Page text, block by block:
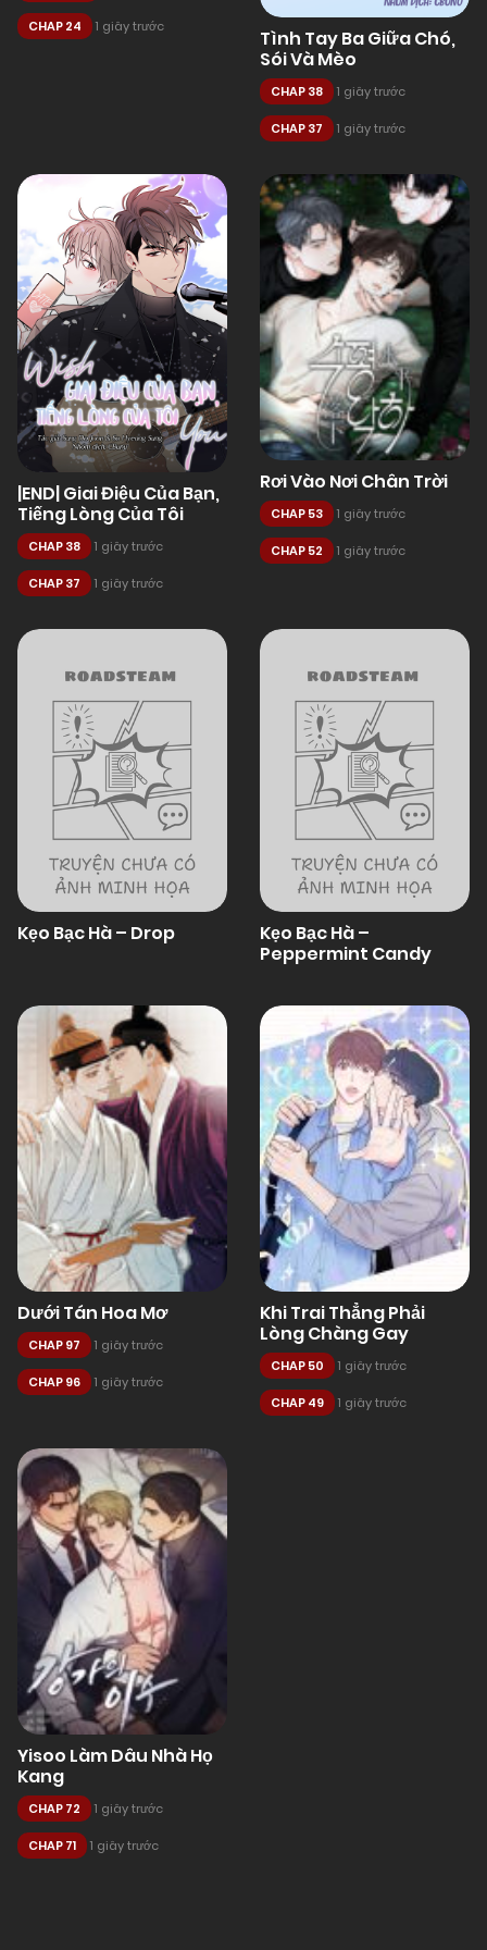
CHAP 24 1 giây trước
Tình Tay Ba Giữa Chó,
Sói Và Mèo
CHAP 38 1 giây trước
CHAP 37 1 giây trước
|END| Giai Điệu Của Bạn,
Tiếng Lòng Của Tôi
CHAP 38 1 giây trước
CHAP 37 1 giây trước
Rơi Vào Nơi Chân Trời
CHAP 53 1 giây trước
CHAP 52 1 giây trước
Kẹo Bạc Hà – Drop
Kẹo Bạc Hà –
Peppermint Candy
Dưới Tán Hoa Mơ
CHAP 97 1 giây trước
CHAP 96 1 giây trước
Khi Trai Thẳng Phải
Lòng Chàng Gay
CHAP 50 1 giây trước
CHAP 49 1 giây trước
Yisoo Làm Dâu Nhà Họ
Kang
CHAP 72 1 giây trước
CHAP 71 1 giây trước